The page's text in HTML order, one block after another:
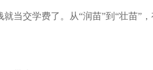
当交学费了。从“润苗”到“壮苗”